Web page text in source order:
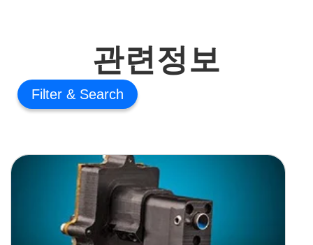
관련정보
Filter